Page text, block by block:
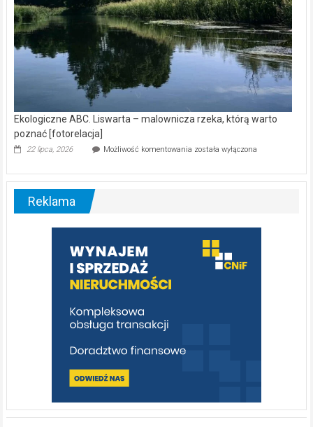
Ekologiczne ABC. Liswarta – malownicza rzeka, którą warto
poznać [fotorelacja]
22 lipca, 2026 Możliwość komentowania Ekologiczne
–
warto
poznać
[fotorelacja]
została wyłączona
Reklama